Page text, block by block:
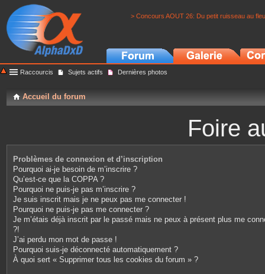
> Concours AOUT 26: Du petit ruisseau au
Raccourcis Sujets actifs Dernières photos
Accueil du forum
Foire
Problèmes de connexion et d’inscription
Pourquoi ai-je besoin de m’inscrire ?
Qu’est-ce que la COPPA ?
Pourquoi ne puis-je pas m’inscrire ?
Je suis inscrit mais je ne peux pas me connecter !
Pourquoi ne puis-je pas me connecter ?
Je m’étais déjà inscrit par le passé mais ne peux à présent plus me
?!
J’ai perdu mon mot de passe !
Pourquoi suis-je déconnecté automatiquement ?
À quoi sert « Supprimer tous les cookies du forum » ?